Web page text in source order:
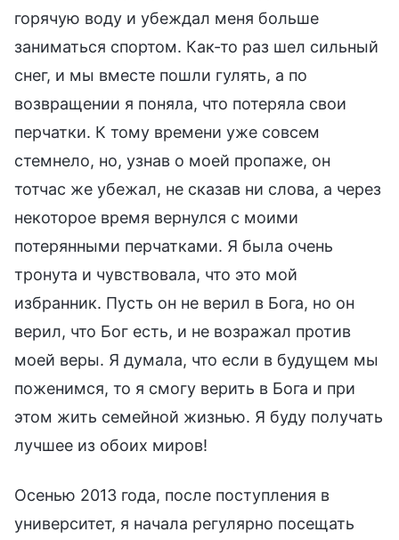
горячую воду и убеждал меня больше
заниматься спортом. Как-то раз шел сильный
снег, и мы вместе пошли гулять, а по
возвращении я поняла, что потеряла свои
перчатки. К тому времени уже совсем
стемнело, но, узнав о моей пропаже, он
тотчас же убежал, не сказав ни слова, а через
некоторое время вернулся с моими
потерянными перчатками. Я была очень
тронута и чувствовала, что это мой
избранник. Пусть он не верил в Бога, но он
верил, что Бог есть, и не возражал против
моей веры. Я думала, что если в будущем мы
поженимся, то я смогу верить в Бога и при
этом жить семейной жизнью. Я буду получать
лучшее из обоих миров!
Осенью 2013 года, после поступления в
университет, я начала регулярно посещать